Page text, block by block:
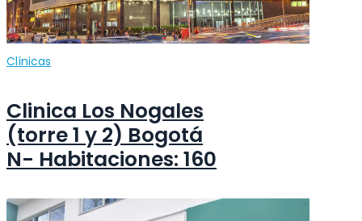
Clínicas
Clinica Los Nogales
(torre 1 y 2) Bogotá
N- Habitaciones: 160